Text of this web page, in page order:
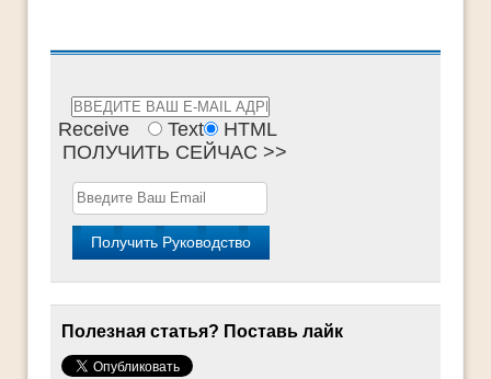
Receive Text
HTML
ПОЛУЧИТЬ СЕЙЧАС >>
Полезная статья? Поставь лайк